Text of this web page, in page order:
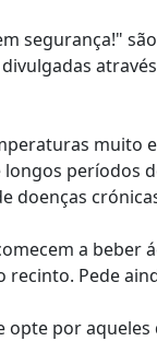
segurança!"
muito
períodos
doenças
a
Pede
opte por